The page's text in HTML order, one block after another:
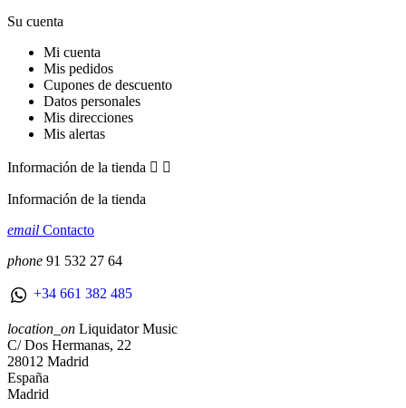
Su cuenta
Mi cuenta
Mis pedidos
Cupones de descuento
Datos personales
Mis direcciones
Mis alertas
Información de la tienda  
Información de la tienda
email Contacto
phone 91 532 27 64
+34 661 382 485
location_on Liquidator Music
C/ Dos Hermanas, 22
28012 Madrid
España
Madrid